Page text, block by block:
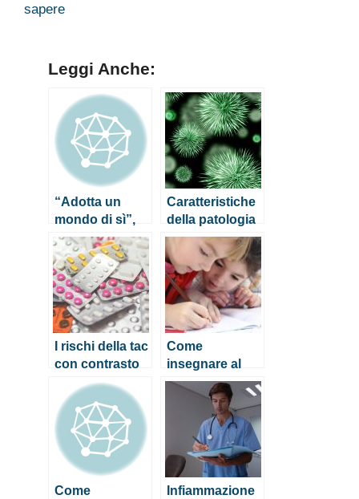
sapere
Leggi Anche:
“Adotta un
mondo di sì”,
ultima iniziativa
della Lega del
Filo d’Oro
Caratteristiche
della patologia
e terapia per la
sindrome della
bocca urente
I rischi della tac
con contrasto
alla testa (e gli
effetti
collaterali)
Come
insegnare al
bambino in età
prescolare
un’adeguata
presa della
penna
Come
Infiammazione